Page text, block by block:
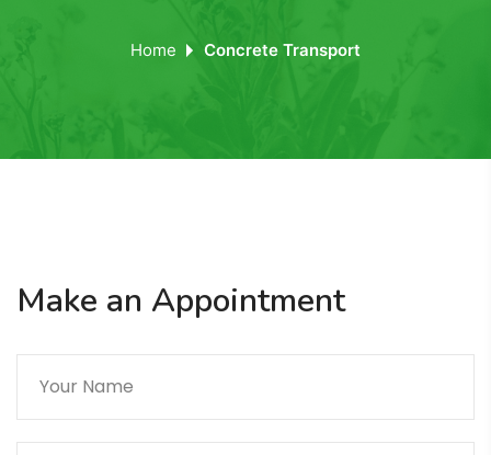
Home Concrete Transport
Make an Appointment